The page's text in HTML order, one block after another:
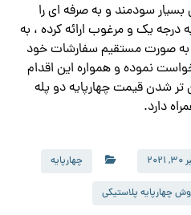
سودمند و به صرفه ای را
درجه یک و مرغوب ارائه کرده ، به
به صورت مستقیم سفارشات خود
نموده و همواره این اقدام
تر شدن قیمت چهارپایه دو پله
دارد.
چهارپایه
چهارپایه پلاستیکی